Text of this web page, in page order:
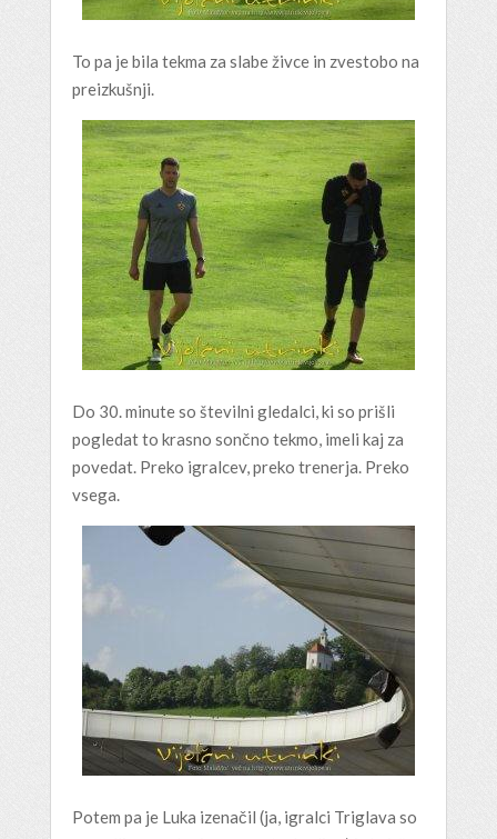
To pa je bila tekma za slabe živce in zvestobo na
preizkušnji.
Do 30. minute so številni gledalci, ki so prišli
pogledat to krasno sončno tekmo, imeli kaj za
povedat. Preko igralcev, preko trenerja. Preko
vsega.
Potem pa je Luka izenačil (ja, igralci Triglava so